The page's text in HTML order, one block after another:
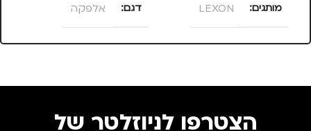
מותגים LEXON דגם אלפקה
הצטרפו לניוזלטר של